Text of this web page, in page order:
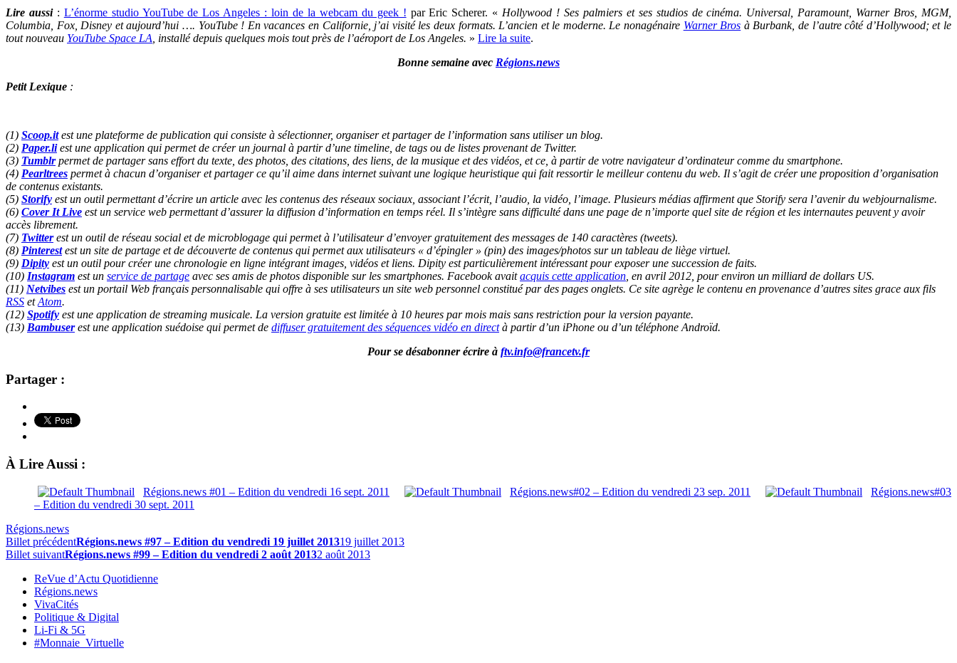
Lire aussi: L’énorme studio YouTube de Los Angeles : loin de la webcam du geek ! par Eric Scherer. « Hollywood ! Ses palmiers et ses studios de cinéma. Universal, Paramount, Warner Bros, MGM,
Columbia, Fox, Disney et aujourd’hui …. YouTube ! En vacances en Californie, j’ai visité les deux formats. L’ancien et le moderne. Le nonagénaire Warner Bros à Burbank, de l’autre côté d’Hollywood; et le
tout nouveau YouTube Space LA , installé depuis quelques mois tout près de l’aéroport de Los Angeles. » Lire la suite.
Bonne semaine avec Régions.news
Petit Lexique :
(1) Scoop.it est une plateforme de publication qui consiste à sélectionner, organiser et partager de l’information sans utiliser un blog.
(2) Paper.li estune application qui permet de créer un journal à partir d’une timeline, de tags ou de listes provenant de Twitter.
(3) Tumblr permet de partager sans effort du texte, des photos, des citations, des liens, de la musique et des vidéos, et ce, à partir de votre navigateur d’ordinateur comme du smartphone.
(4) Pearltrees permet à chacun d’organiser et partager ce qu’il aime dans internet suivant une logique heuristique qui fait ressortir le meilleur contenu du web. Il s’agit de créer une proposition d’organisation
de contenus existants.
(5) Storify est un outil permettant d’écrire un article avec les contenus des réseaux sociaux, associant l’écrit, l’audio, la vidéo, l’image. Plusieurs médias affirment que Storify sera l’avenir du webjournalisme.
(6) Cover It Live est un service web permettant d’assurer la diffusion d’information en temps réel. Il s’intègre sans difficulté dans une page de n’importe quel site de région et les internautes peuvent y avoir
accès librement.
(7) Twitter est un outil de réseau social et de microblogage qui permet à l’utilisateur d’envoyer gratuitement des messages de 140 caractères (tweets).
(8) Pinterestestun site de partage et de découverte de contenus qui permet aux utilisateurs « d’épingler » (pin) des images/photos sur un tableau de liège virtuel.
(9) Dipity est un outil pour créer une chronologie en ligne intégrant images, vidéos et liens. Dipity est particulièrement intéressant pour exposer une succession de faits.
(10) Instagram est un service de partage avec ses amis de photos disponible sur les smartphones. Facebook avaitacquis cette application , en avril 2012, pour environ un milliard de dollars US.
(11) Netvibes est un portail Web français personnalisable qui offre à ses utilisateurs un site web personnel constitué par des pages onglets. Ce site agrège le contenu en provenance d’autres sites grace aux fils
RSS etAtom.
(12) Spotify est une application de streaming musicale. La version gratuite est limitée à 10 heures par mois mais sans restriction pour la version payante.
(13) Bambuserest une application suédoise qui permet de diffuser gratuitement des séquences vidéo en directà partir d’un iPhone ou d’un téléphone Androïd.
Pour se désabonner écrire à ftv.info@francetv.fr
Partager :
À Lire Aussi :
Régions.news #01 – Edition du vendredi 16 sept. 2011 Régions.news#02 – Edition du vendredi 23 sep. 2011
Régions.news#03
– Edition du vendredi 30 sept. 2011
Régions.news
Billet précédentRégions.news #97 – Edition du vendredi 19 juillet 201319 juillet 2013
Billet suivantRégions.news #99 – Edition du vendredi 2 août 20132 août 2013
ReVue d’Actu Quotidienne
Régions.news
VivaCités
Politique & Digital
Li-Fi & 5G
#Monnaie_Virtuelle